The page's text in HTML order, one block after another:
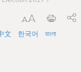
文 한국어 বাংলা